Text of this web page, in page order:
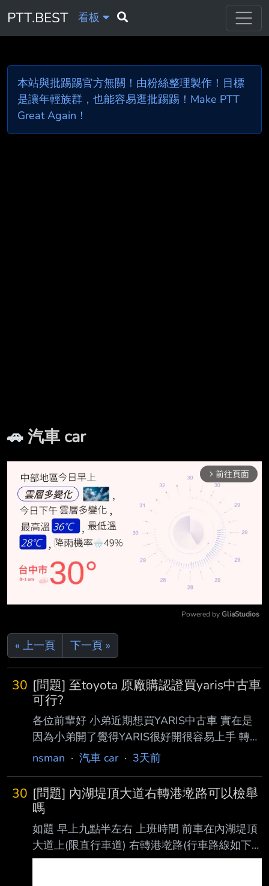
PTT.BEST 看板
本站與批踢踢官方無關！由粉絲整理製作！目標
是讓年輕族群，也能容易逛批踢踢！Make PTT
Great Again！
🚗汽車 car
arrow_forward_ios 前往頁面
Powered by GliaStudios
« 上一頁 下一頁 »
30 [問題] 至toyota 原廠購認證買yaris中古車
可行?
各位前輩好 小弟近期想買YARIS中古車 實在是
因為小弟開了覺得YARIS很好開很容易上手 轉彎
阿停車阿都很方便 蠻愛YARIS的 YARIS
45028 km 如果去TOYOTA國都購買 是不是比較
有保障確保不會有泡水車問題車之類? 價格方面
是否合理? 感謝各位前輩給予建議，祝各位行車
平安順暢 -- 您說的沒錯 的確有點盤 的確有點
只是小弟沒有門路 但看到TOYOTA原廠 心想這
nsman · 汽車 car· 3天前
30 [問題] 內湖堤頂大道右轉港墘路可以檢舉
嗎
如題 早上九點半左右 上班時間 前車在內湖堤頂
大道上(限直行車道) 右轉港墘路(行車路線如下
圖紅色方向) 請問這樣可以檢舉嗎 感謝